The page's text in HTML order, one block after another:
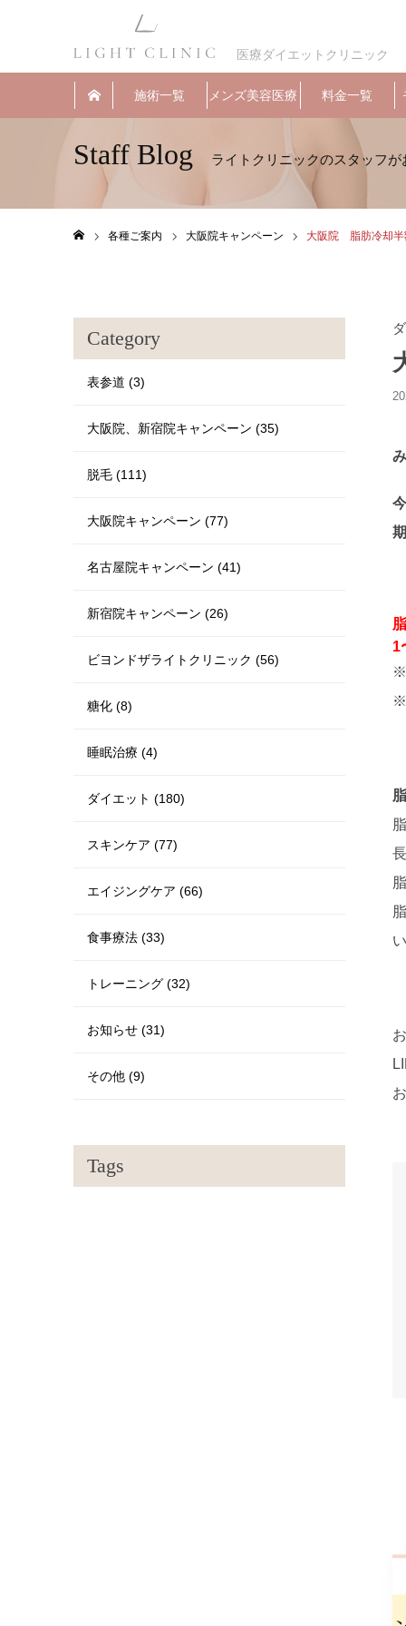
医療ダイエットクリニック
施術一覧 メンズ美容医療 料金一覧
Staff Blog
各種ご案内 大阪院キャンペーン 大阪院 脂肪冷却半
1
※
※
Category
表参道 (3)
大阪院、新宿院キャンペーン (35)
脱毛 (111)
大阪院キャンペーン (77)
名古屋院キャンペーン (41)
新宿院キャンペーン (26)
ビヨンドザライトクリニック (56)
糖化 (8)
睡眠治療 (4)
ダイエット (180)
スキンケア (77)
エイジングケア (66)
食事療法 (33)
トレーニング (32)
お知らせ (31)
その他 (9)
Tags